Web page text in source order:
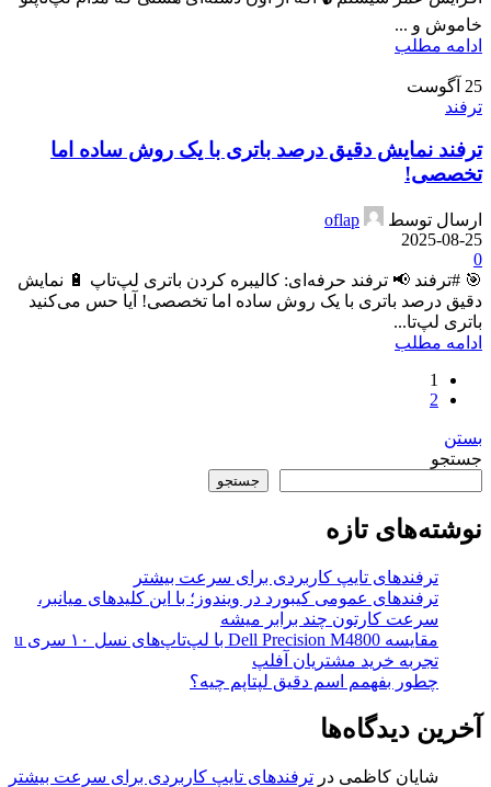
خاموش و ...
ادامه مطلب
25 آگوست
ترفند
ترفند نمایش دقیق درصد باتری با یک روش ساده اما
تخصصی!
ارسال توسط
oflap
2025-08-25
0
🎯 #ترفند 📢 ترفند حرفه‌ای: کالیبره کردن باتری لپ‌تاپ 🔋 نمایش
دقیق درصد باتری با یک روش ساده اما تخصصی! آیا حس می‌کنید
باتری لپ‌تا...
ادامه مطلب
1
2
بستن
جستجو
جستجو
نوشته‌های تازه
ترفندهای تایپ کاربردی برای سرعت بیشتر
ترفندهای عمومی کیبورد در ویندوز؛ با این کلیدهای میانبر،
سرعت کارتون چند برابر میشه
مقایسه Dell Precision M4800 با لپ‌تاپ‌های نسل ۱۰ سری u
تجربه خرید مشتریان آفلپ
چطور بفهمم اسم دقیق لپتاپم چیه؟
آخرین دیدگاه‌ها
شایان کاظمی در ترفندهای تایپ کاربردی برای سرعت بیشتر